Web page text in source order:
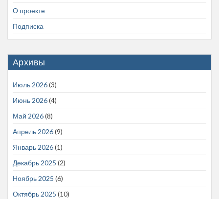
О проекте
Подписка
Архивы
Июль 2026(3)
Июнь 2026(4)
Май 2026(8)
Апрель 2026(9)
Январь 2026(1)
Декабрь 2025 (2)
Ноябрь 2025 (6)
Октябрь 2025 (10)